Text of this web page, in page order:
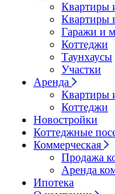
Квартиры
Квартиры
Гаражи и
Коттеджи
Таунхаусы
Участки
Аренда
Квартиры
Коттеджи
Новостройки
Коттеджные
Коммерческая
Продажа
Аренда
Ипотека